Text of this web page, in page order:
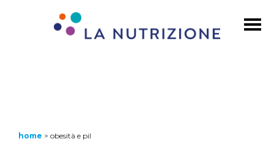
home > obesità e pil